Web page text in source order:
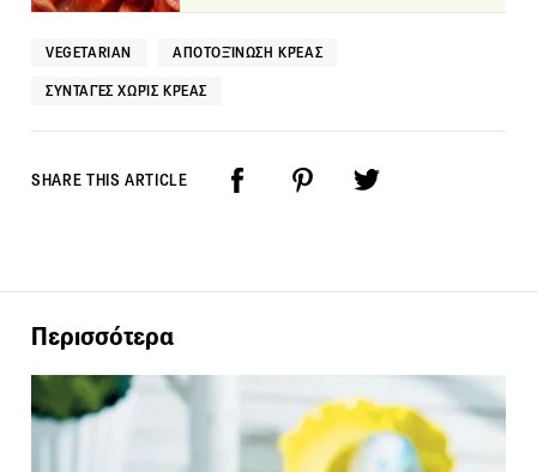
VEGETARIAN ΑΠΟΤΟΞΊΝΩΣΗ ΚΡΈΑΣ
ΣΥΝΤΑΓΈΣ ΧΩΡΊΣ ΚΡΈΑΣ
SHARE THIS ARTICLE
Περισσότερα